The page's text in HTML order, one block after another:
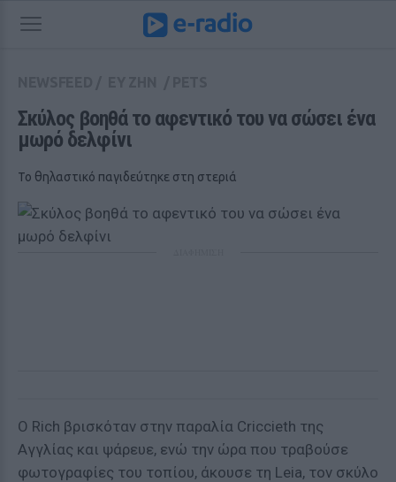
Σκύλος βοηθά το αφεντικό του να σώσει ένα
μωρό δελφίνι
Το θηλαστικό παγιδεύτηκε στη στεριά
Ο Rich βρισκόταν στην παραλία Criccieth της
Αγγλίας και ψάρευε, ενώ την ώρα που τραβούσε
φωτογραφίες του τοπίου, άκουσε τη Leia, τον σκύλο